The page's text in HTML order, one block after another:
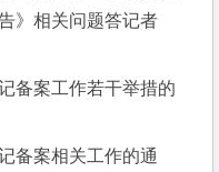
》相关问题答记者
备案工作若干举措的
备案相关工作的通